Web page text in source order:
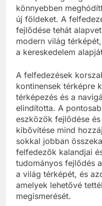
könnyebben
új földeket. A
fejlődése tehát
modern világ
a kereskedelem
A felfedezések
kontinensek térképre
térképezés és a
elindította. A
eszközök fejlődése
kibővítése mind
sokkal jobban
felfedezők kalandjai
tudományos fejlődés
a világ térképét, és
amelyek lehetővé
megismerését.